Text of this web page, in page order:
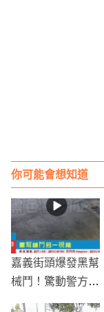
你可能會想知道
嘉義街頭爆發黑幫
械鬥！驚動警方多